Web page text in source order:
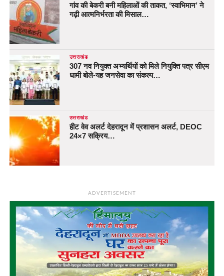
गांव की बेकरी बनी महिलाओं की ताकत, ‘स्वाभिमान’ ने
गढ़ी आत्मनिर्भरता की मिसाल…
उत्तराखंड
307 नव नियुक्त अभ्यर्थियों को मिले नियुक्ति पत्र सीएम
धामी बोले-यह जनसेवा का संकल्प…
उत्तराखंड
हीट वेव अलर्ट देहरादून में प्रशासन अलर्ट, DEOC
24×7 सक्रिय…
ADVERTISEMENT